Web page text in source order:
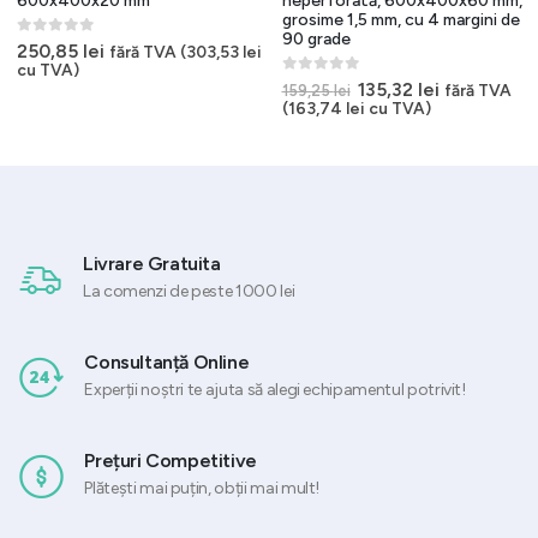
0out of 5
250,85 lei fără TVA (303,53 lei
cu TVA)
grosime 1,5 mm, cu 4 margini de
90 grade
0 out of 5
159,25lei Prețul
inițial
135,32 lei Prețul
fără TVA
(163,74 lei cu TVA)
Livrare Gratuita
La comenzi de peste 1000 lei
Consultanță Online
Experții noștri te ajuta să alegi echipamentul potrivit!
Prețuri Competitive
Plătești mai puțin, obții mai mult!